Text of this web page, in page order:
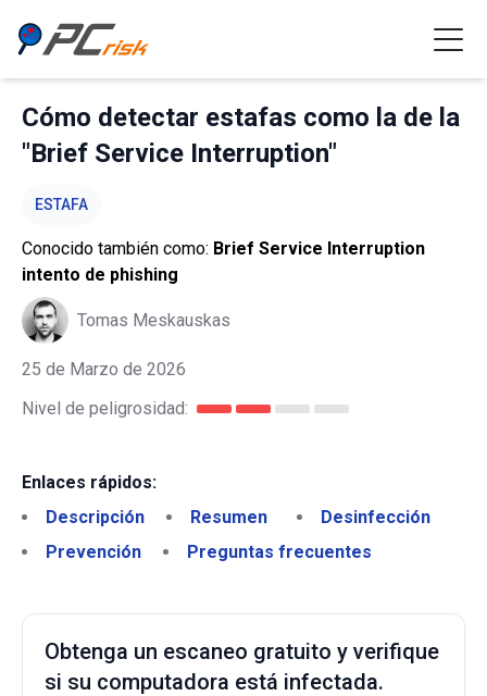
Cómo detectar estafas como la de la
"Brief Service Interruption"
ESTAFA
Conocido también como: Brief Service Interruption
intento de phishing
Tomas Meskauskas
25 de Marzo de 2026
Nivel de peligrosidad:
Enlaces rápidos:
Descripción
Resumen
Desinfección
Prevención
Preguntas frecuentes
Obtenga un escaneo gratuito y verifique
si su computadora está infectada.